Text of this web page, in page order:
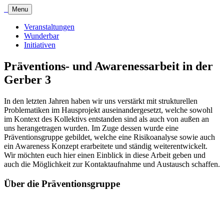
Menu
Veranstaltungen
Wunderbar
Initiativen
Präventions- und Awarenessarbeit in der
Gerber 3
In den letzten Jahren haben wir uns verstärkt mit strukturellen
Problematiken im Hausprojekt auseinandergesetzt, welche sowohl
im Kontext des Kollektivs entstanden sind als auch von außen an
uns herangetragen wurden. Im Zuge dessen wurde eine
Präventionsgruppe gebildet, welche eine Risikoanalyse sowie auch
ein Awareness Konzept erarbeitete und ständig weiterentwickelt.
Wir möchten euch hier einen Einblick in diese Arbeit geben und
auch die Möglichkeit zur Kontaktaufnahme und Austausch schaffen.
Über die Präventionsgruppe